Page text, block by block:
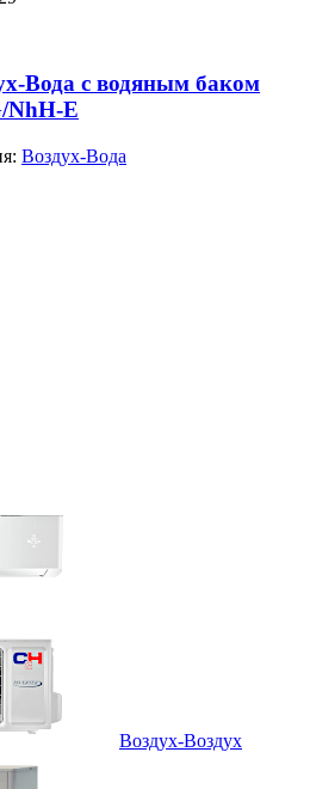
Вода с водяным баком
NhH-E
Воздух-Вода
Воздух-Воздух